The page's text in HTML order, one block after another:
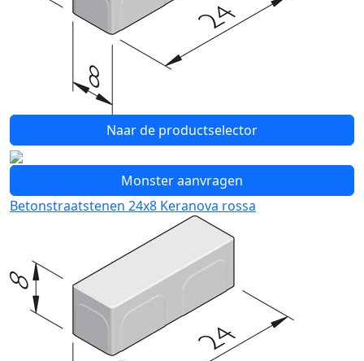
Naar de productselector
Monster aanvragen
Betonstraatstenen 24x8 Keranova rossa